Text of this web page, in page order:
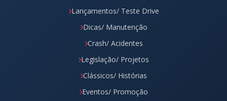
Lançamentos/ Teste Drive
Dicas/ Manutenção
Crash/ Acidentes
Legislação/ Projetos
Clássicos/ Histórias
Eventos/ Promoção